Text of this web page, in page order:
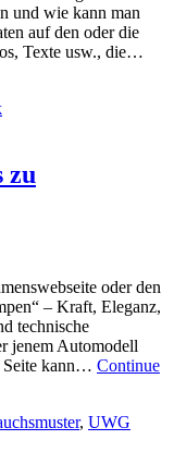
und wie kann man
auf den oder die
Texte usw., die…
zu
oder den
– Kraft, Eleganz,
technische
jenem Automodell
Seite kann… Continue
, UWG